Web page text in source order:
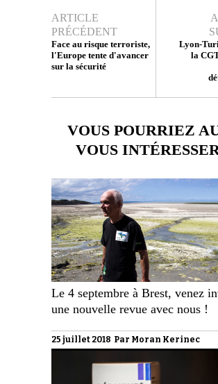
ARTICLE
PRÉCÉDENT
Face au risque terroriste,
l'Europe tente d'avancer
sur la sécurité
Lyon-
la
VOUS POURRIEZ
VOUS
Le 4 septembre à Brest, venez
une nouvelle revue avec nous !
25 juillet 2018 Par Moran Kerinec